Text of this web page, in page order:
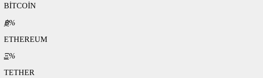
BİTCOİN
฿%
ETHEREUM
Ξ%
TETHER